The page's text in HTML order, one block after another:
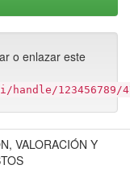
o enlazar este
123456789/
VALORACIÓN Y